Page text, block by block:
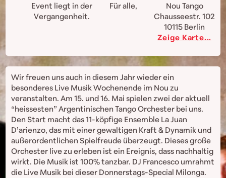
Event liegt in der
Vergangenheit.
Für alle,
Nou Tango
Chausseestr. 102
10115 Berlin
Zeige Karte...
Wir freuen uns auch in diesem Jahr wieder ein
besonderes Live Musik Wochenende im Nou zu
veranstalten. Am 15. und 16. Mai spielen zwei der aktuell
“heissesten” Argentinischen Tango Orchester bei uns.
Den Start macht das 11-köpfige Ensemble La Juan
D’arienzo, das mit einer gewaltigen Kraft & Dynamik und
außerordentlichen Spielfreude überzeugt. Dieses große
Orchester live zu erleben ist ein Ereignis, dass nachhaltig
wirkt. Die Musik ist 100% tanzbar. DJ Francesco umrahmt
die Live Musik bei dieser Donnerstags-Special Milonga.